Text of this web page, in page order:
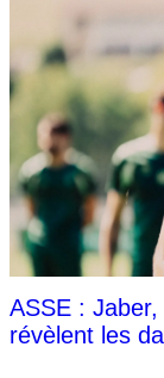
ASSE :
révèlent les